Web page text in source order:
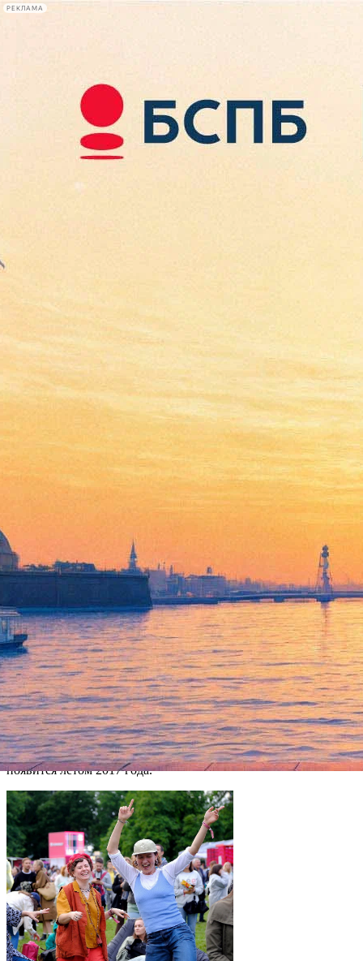
РЕКЛАМА
Сегодня:
2026.08.09
01:07
Афиша Plus
Клайв Оуэн появится в
фантастическом фильме
Люка Бессона
Версия для печати
Об этом режиссер сообщил всвоем твиттере. Речь идет о
научно-фантастической драме "Валериан", в основу которой
лег французский комикс "Валериан и Лорелин", созданный в
1967 году и рассказывающий о брате и сестре,
путешествующих во времени. В главных ролях задействованы
Дэйн ДеХаан и Кара Делевинь, Оуэну достанется персонаж
по имени Арун Филитт.
По сведениям "Кинопоиска" эта картина станет самой
дорогой из снятых Бессоном – ее бюджет составит 180
миллионов долларов. К съемкам режиссер намерен
приступить в нынешнем декабре, на экранах картина
появится летом 2017 года.